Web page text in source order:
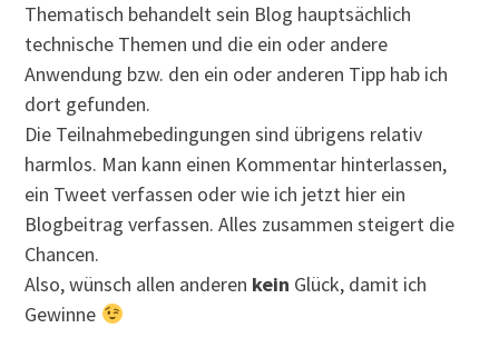
Thematisch behandelt sein Blog hauptsächlich
technische Themen und die ein oder andere
Anwendung bzw. den ein oder anderen Tipp hab ich
dort gefunden.
Die Teilnahmebedingungen sind übrigens relativ
harmlos. Man kann einen Kommentar hinterlassen,
ein Tweet verfassen oder wie ich jetzt hier ein
Blogbeitrag verfassen. Alles zusammen steigert die
Chancen.
Also, wünsch allen anderen kein Glück, damit ich
Gewinne